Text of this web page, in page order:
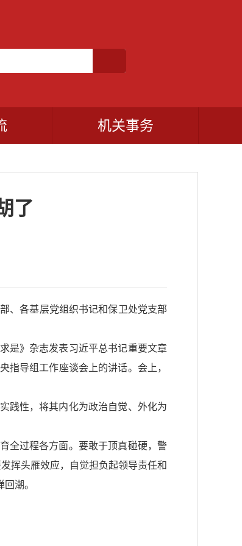
机关事务
了
、各基层党组织书记和保卫处党支部
是》杂志发表习近平总书记重要文章
指导组工作座谈会上的讲话。会上，
践性，将其内化为政治自觉、外化为
全过程各方面。要敢于顶真碰硬，警
挥头雁效应，自觉担负起领导责任和
潮。